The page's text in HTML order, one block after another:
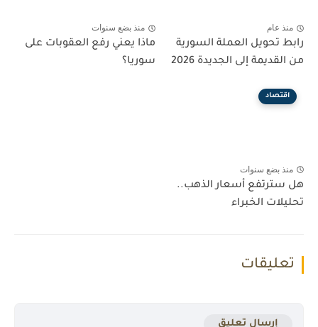
منذ عام
رابط تحويل العملة السورية
من القديمة إلى الجديدة 2026
منذ بضع سنوات
ماذا يعني رفع العقوبات على
سوريا؟
اقتصاد
منذ بضع سنوات
هل سترتفع أسعار الذهب..
تحليلات الخبراء
تعليقات
إرسال تعليق